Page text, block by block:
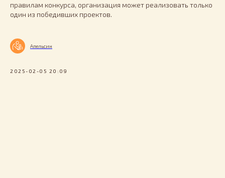
правилам конкурса, организация может реализовать только
один из победивших проектов.
Апельсин
2025-02-05 20:09